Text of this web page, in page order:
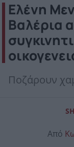
Ελένη
Βαλέρια
Ποζάρουν
Από